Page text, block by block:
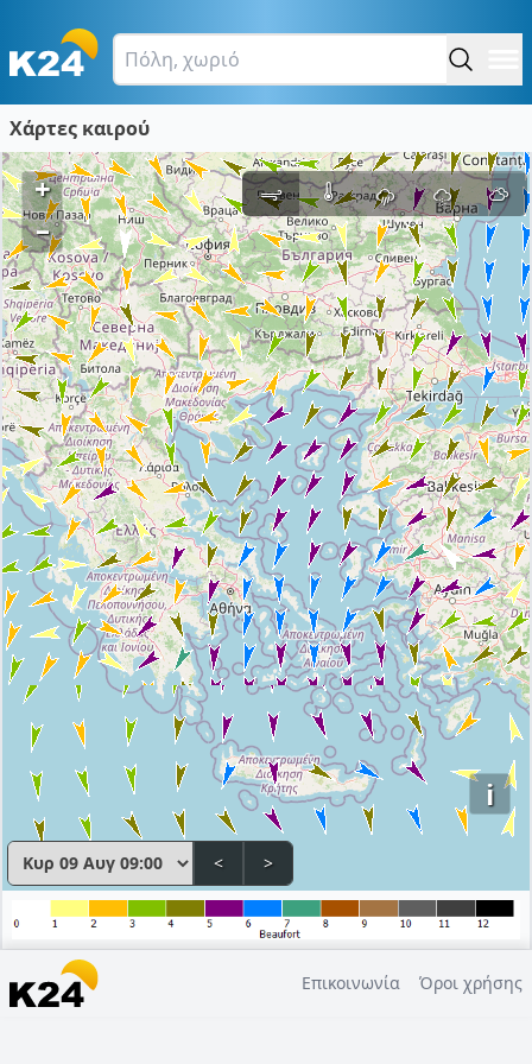
Χάρτες καιρού
i
+
–
< >
Επικοινωνία Όροι χρήσης